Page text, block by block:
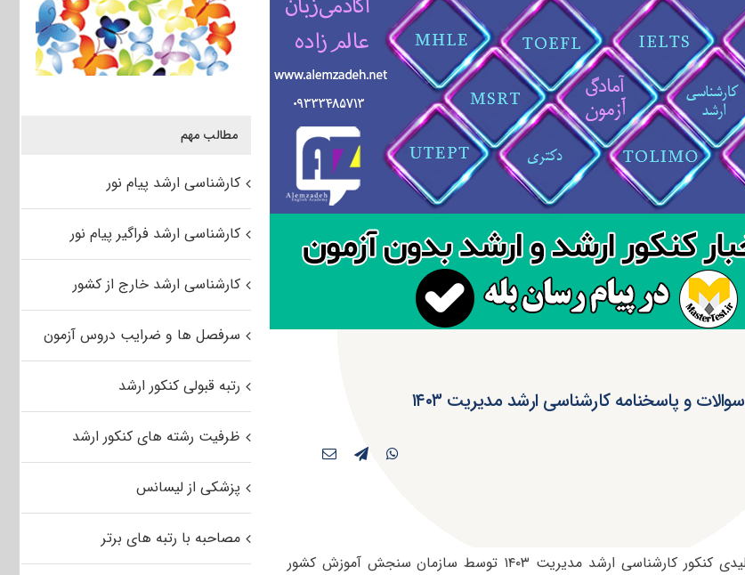
سوالات و پاسخنامه کارشناسی ارشد مدیریت ۱۴۰۳
سوالات و پاسخنامه کلیدی کنکور کارشناسی ارشد مدیریت ۱۴۰۳ توسط سازمان سنجش آموزش کشور
مطالب مهم
کارشناسی ارشد پیام نور
کارشناسی ارشد فراگیر پیام نور
کارشناسی ارشد خارج از کشور
سرفصل ها و ضرایب دروس آزمون
رتبه قبولی کنکور ارشد
ظرفیت رشته های کنکور ارشد
پزشکی از لیسانس
مصاحبه با رتبه های برتر